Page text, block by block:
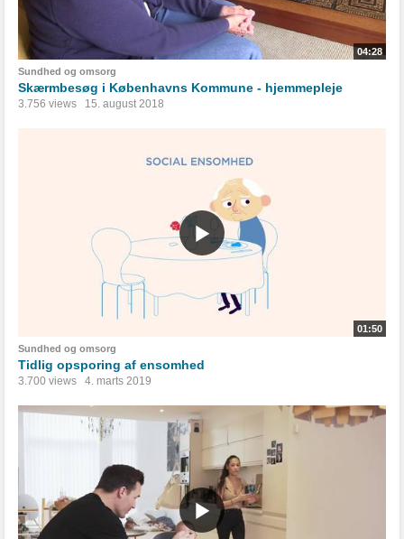
04:28
Sundhed og omsorg
Skærmbesøg i Københavns Kommune - hjemmepleje
3.756 views 15. august 2018
01:50
Sundhed og omsorg
Tidlig opsporing af ensomhed
3.700 views 4. marts 2019